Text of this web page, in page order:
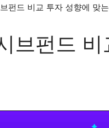
브펀드 비